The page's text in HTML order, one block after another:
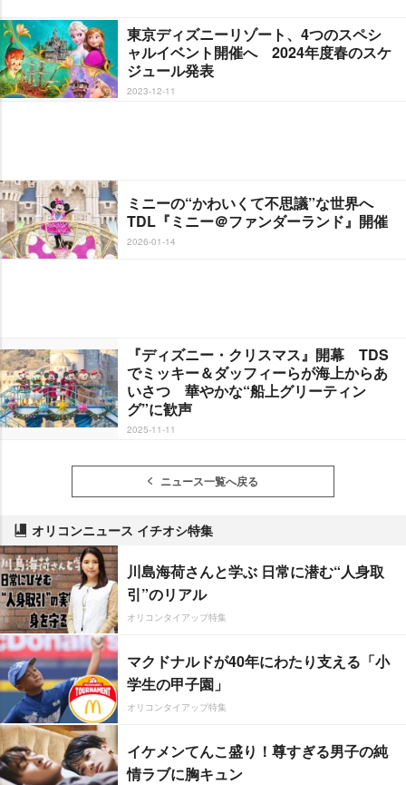
東京ディズニーリゾート、4つのスペシ
ャルイベント開催へ 2024年度春のスケ
ジュール発表
2023-12-11
ミニーの“かわいくて不思議”な世界へ
TDL『ミニー＠ファンダーランド』開催
2026-01-14
『ディズニー・クリスマス』開幕 TDS
でミッキー＆ダッフィーらが海上からあ
いさつ 華やかな“船上グリーティン
グ”に歓声
2025-11-11
ニュース一覧へ戻る
オリコンニュース イチオシ特集
川島海荷さんと学ぶ 日常に潜む“人身取
引”のリアル
オリコンタイアップ特集
マクドナルドが40年にわたり支える「小
学生の甲子園」
オリコンタイアップ特集
イケメンてんこ盛り！尊すぎる男子の純
情ラブに胸キュン